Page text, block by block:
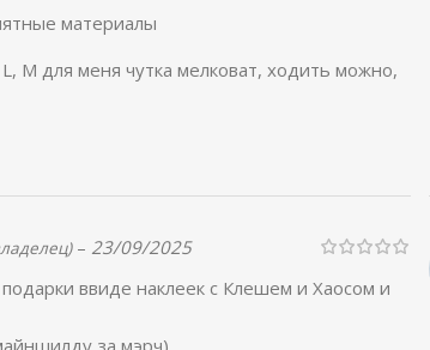
материалы
M для меня чутка мелковат, ходить можно,
– 23/09/2025
ввиде наклеек с Клешем и Хаосом и